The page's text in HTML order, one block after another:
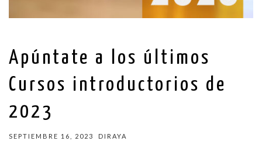
Apúntate a los últimos
Cursos introductorios de
2023
SEPTIEMBRE 16, 2023 DIRAYA